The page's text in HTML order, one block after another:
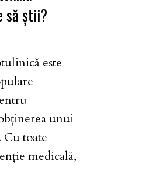
să știi?
este
unui
toate
medicală,